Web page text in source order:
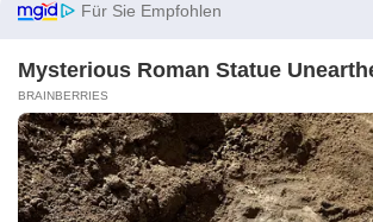
Aktien ATX DAX EuroStoxx 50 Dow Jones
S&P 500
Weitere Aktien:
Lumos Diagnostics Holdings Colony Capital
Registered Shs ECC Ventures 4 Sleeping
Kontakt-Impressum-Werbung-
Für Sie Empfohlen
Mysterious Roman Statue
BRAINBERRIES